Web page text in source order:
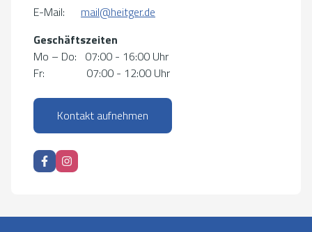
E-Mail:
mail@heitger.de
Geschäftszeiten
Mo – Do: 07:00 - 16:00 Uhr
Fr: 07:00 - 12:00 Uhr
Kontakt aufnehmen